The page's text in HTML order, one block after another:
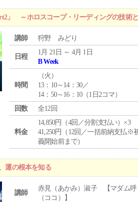
」 ～ホロスコープ・リーディングの技術
講師 狩野 みどり
日程
1月 21日 ～ 4月 1日
B Week
時間
（火 ）
13：10～14：30／
14：50～16：10（1日2コマ）
回数
全12回
料金
14,850円（4回／分割支払い）×3
41,250円（12回／一括前納支払※
義開始前まで）
運の根本を知る
講師
赤見（あかみ）淑子 【マダム呼
（ココ）】